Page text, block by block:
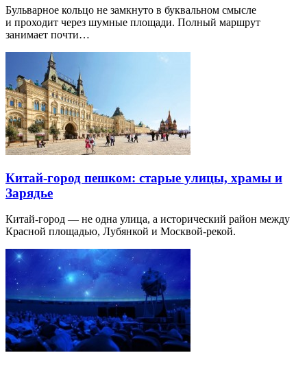
Бульварное кольцо не замкнуто в буквальном смысле
и проходит через шумные площади. Полный маршрут
занимает почти…
Китай-город пешком: старые улицы, храмы и
Зарядье
Китай-город — не одна улица, а исторический район между
Красной площадью, Лубянкой и Москвой-рекой.